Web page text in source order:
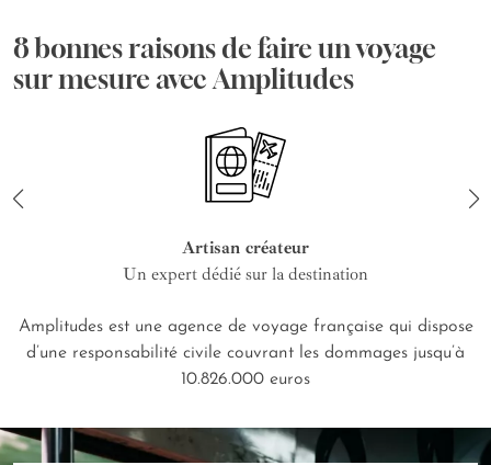
8 bonnes raisons de faire un voyage
sur mesure avec Amplitudes
Artisan créateur
Un expert dédié sur la destination
Amplitudes est une agence de voyage française qui dispose
d’une responsabilité civile couvrant les dommages jusqu’à
10.826.000 euros